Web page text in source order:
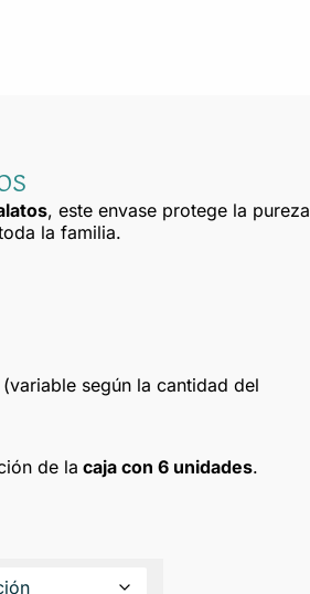
, este envase protege la pureza
la familia.
según la cantidad del
de la caja con 6 unidades.